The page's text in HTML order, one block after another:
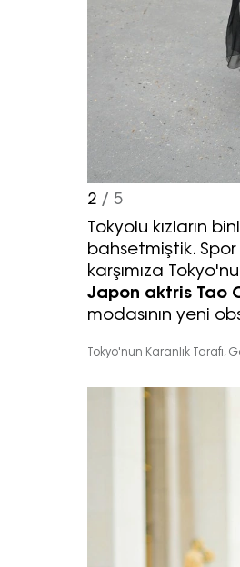
2 / 5
Tokyolu kızların
bahsetmiştik.
karşımıza
Japon aktris Tao
modasının yeni
Tokyo'nun Karanlık Tarafı,